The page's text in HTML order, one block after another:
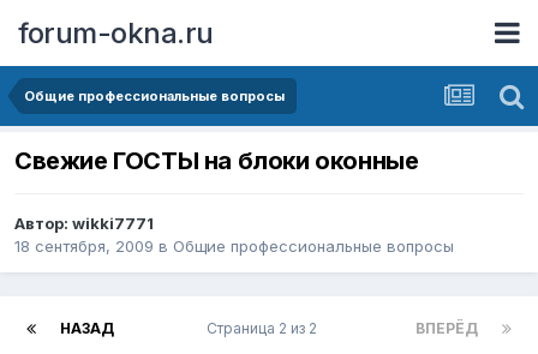
forum-okna.ru
Общие профессиональные вопросы
Свежие ГОСТЫ на блоки оконные
Автор: wikki7771
18 сентября, 2009 в Общие профессиональные вопросы
НАЗАД ВПЕРЁД
Страница 2 из 2